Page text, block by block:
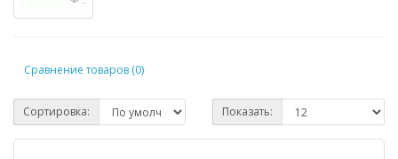
Сравнение товаров (0)
Сортировка: Показать: